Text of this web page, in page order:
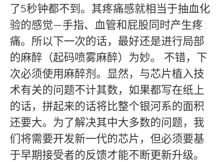
了5秒钟都不到。其疼痛感就相当于抽血化
验的感觉—手指、血管和屁股同时产生疼
痛。所以下一次的话，最好还是进行局部
的麻醉（起码喷雾麻醉）为妙。 不错，下
次必须使用麻醉剂。显然，与芯片植入技
术有关的问题不计其数，如果都写在纸上
的话，拼起来的话将比整个银河系的面积
还要大。为了解决其中大多数的问题，我
们将需要开发新一代的芯片，但必须要基
于早期接受者的反馈才能不断更新升级。